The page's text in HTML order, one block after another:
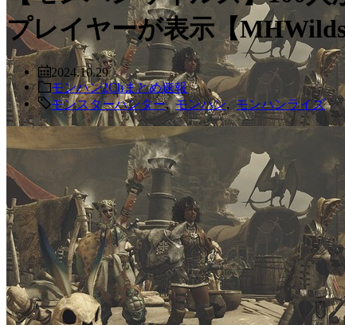
プレイヤーが表示【MHWilds
2024.10.29
モンハン2Chまとめ速報
モンスターハンター,モンハン,モンハンライズ